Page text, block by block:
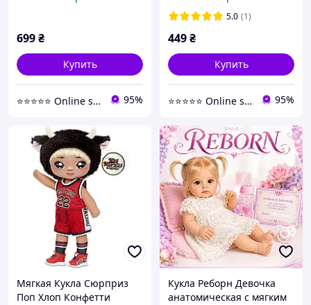
699₴
Купить
⭐️⭐️⭐️⭐️⭐️ Online shop🛍 95%
5.0 (1)
449₴
Купить
⭐️⭐️⭐️⭐️⭐️ Online shop🛍 95%
Мягкая Кукла Сюрприз
Поп Хлоп Конфетти
Кукла Реборн Девочка
анатомическая с мягким